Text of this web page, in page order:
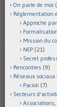
On parle de moi
Réglementation
Approche
Mission du
NEP (21)
Secret
Rencontres (9)
Réseaux sociaux
Pacioli (7)
Secteurs